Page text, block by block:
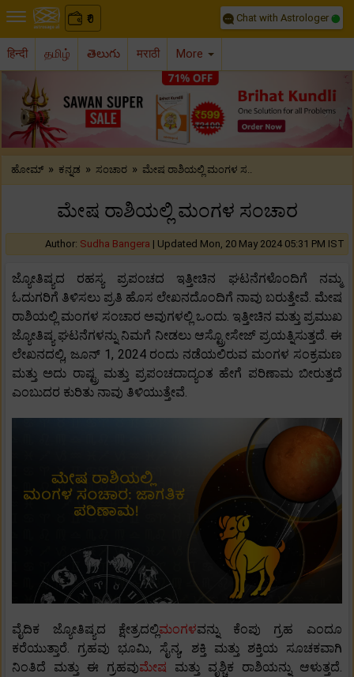
₹
0 Chat with Astrologer
हिन्दी தமிழ் తెలుగు मराठी More
Previous
ಹೋಮ್ » ಕನ್ನಡ » ಸಂಚಾರ » ಮೇಷ ರಾಶಿಯಲ್ಲಿ ಮಂಗಳ ಸ..
ಮೇಷ ರಾಶಿಯಲ್ಲಿ ಮಂಗಳ ಸಂಚಾರ
Author: Sudha Bangera | Updated Mon, 20 May 2024 05:31 PM IST
ಜ್ಯೋತಿಷ್ಯದ ರಹಸ್ಯ ಪ್ರಪಂಚದ ಇತ್ತೀಚಿನ ಘಟನೆಗಳೊಂದಿಗೆ ನಮ್ಮ
ಓದುಗರಿಗೆ ತಿಳಿಸಲು ಪ್ರತಿ ಹೊಸ ಲೇಖನದೊಂದಿಗೆ ನಾವು ಬರುತ್ತೇವೆ. ಮೇಷ
ರಾಶಿಯಲ್ಲಿ ಮಂಗಳ ಸಂಚಾರ ಅವುಗಳಲ್ಲಿ ಒಂದು. ಇತ್ತೀಚಿನ ಮತ್ತು ಪ್ರಮುಖ
ಜ್ಯೋತಿಷ್ಯ ಘಟನೆಗಳನ್ನು ನಿಮಗೆ ನೀಡಲು ಆಸ್ಟ್ರೋಸೇಜ್ ಪ್ರಯತ್ನಿಸುತ್ತದೆ. ಈ
ಲೇಖನದಲ್ಲಿ, ಜೂನ್ 1, 2024 ರಂದು ನಡೆಯಲಿರುವ ಮಂಗಳ ಸಂಕ್ರಮಣ
ಮತ್ತು ಅದು ರಾಷ್ಟ್ರ ಮತ್ತು ಪ್ರಪಂಚದಾದ್ಯಂತ ಹೇಗೆ ಪರಿಣಾಮ ಬೀರುತ್ತದೆ
ಎಂಬುದರ ಕುರಿತು ನಾವು ತಿಳಿಯುತ್ತೇವೆ.
ವೈದಿಕ ಜ್ಯೋತಿಷ್ಯದ ಕ್ಷೇತ್ರದಲ್ಲಿಮಂಗಳವನ್ನು ಕೆಂಪು ಗ್ರಹ ಎಂದೂ
ಕರೆಯುತ್ತಾರೆ. ಗ್ರಹವು ಭೂಮಿ, ಸೈನ್ಯ, ಶಕ್ತಿ ಮತ್ತು ಶಕ್ತಿಯ ಸೂಚಕವಾಗಿ
ನಿಂತಿದೆ ಮತ್ತು ಈ ಗ್ರಹವುಮೇಷ ಮತ್ತು ವೃಶ್ಚಿಕ ರಾಶಿಯನ್ನು ಆಳುತ್ತದೆ.